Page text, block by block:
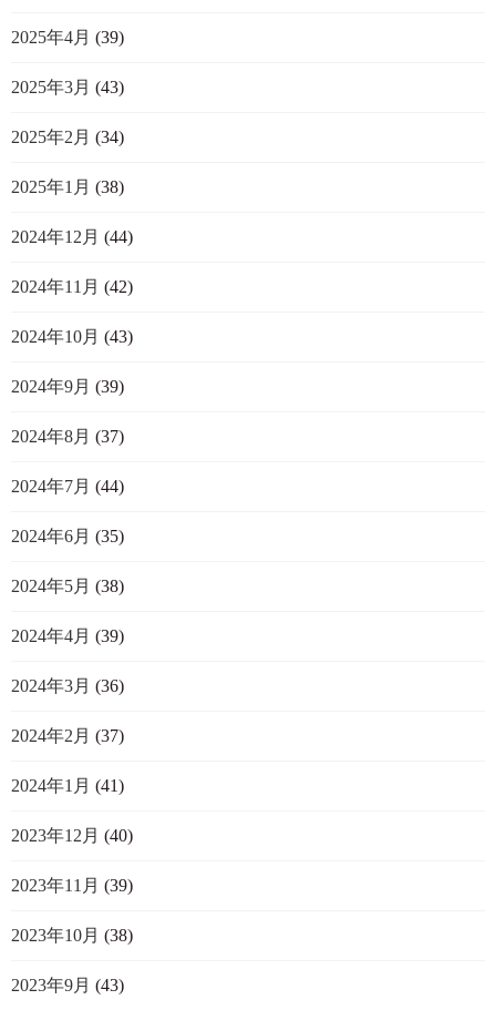
2025年4月 (39)
2025年3月 (43)
2025年2月 (34)
2025年1月 (38)
2024年12月 (44)
2024年11月 (42)
2024年10月 (43)
2024年9月 (39)
2024年8月 (37)
2024年7月 (44)
2024年6月 (35)
2024年5月 (38)
2024年4月 (39)
2024年3月 (36)
2024年2月 (37)
2024年1月 (41)
2023年12月 (40)
2023年11月 (39)
2023年10月 (38)
2023年9月 (43)